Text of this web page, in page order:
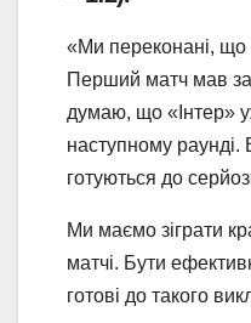
«Ми переконані, що
Перший матч мав
думаю, що «Інтер»
наступному
готуються до
Ми маємо зіграти
матчі. Бути
готові до такого